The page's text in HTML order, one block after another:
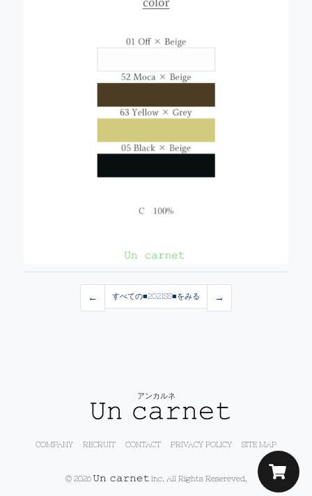
← すべての■2021SS■をみる →
アンカルネ
COMPANY RECRUIT CONTACT PRIVACY POLICY SITE MAP
© 2026 inc. All Rights Resereved.